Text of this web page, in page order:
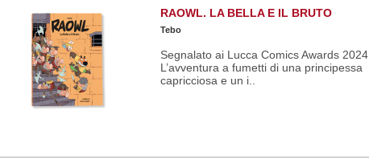
RAOWL. LA BELLA E IL BRUTO
Tebo
Segnalato ai Lucca Comics Awards 2024
L’avventura a fumetti di una principessa
capricciosa e un i..